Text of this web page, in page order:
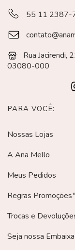
55 11 2387-
Rua Jacirendi,
03080-000
PARA VOCÊ:
Nossas Lojas
A Ana Mello
Meus Pedidos
Regras Promoções*
Trocas e
Seja nossa